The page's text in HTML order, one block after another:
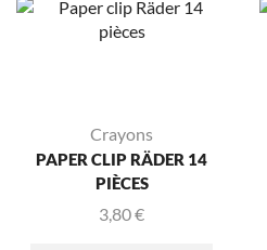
Crayons
PAPER CLIP RÄDER 14
PIÈCES
3,80€